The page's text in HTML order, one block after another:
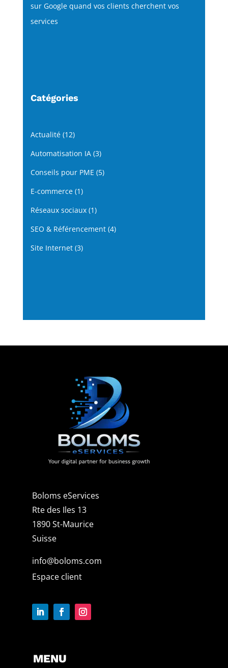
sur Google quand vos clients cherchent vos
services
Catégories
Actualité(12)
Automatisation IA(3)
Conseils pour PME (5)
E-commerce(1)
Réseaux sociaux(1)
SEO & Référencement(4)
Site Internet(3)
Boloms eServices
Rte des Iles 13
1890 St-Maurice
Suisse
info@boloms.com
Espace client
MENU